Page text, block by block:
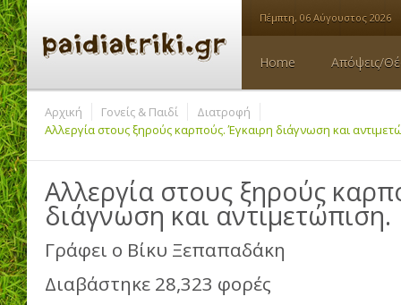
Πέμπτη, 06 Αύγουστος 2026
Home Απόψεις/
Αρχική Γονείς & Παιδί
Διατροφή
Αλλεργία στους ξηρούς καρπούς. Έγκαιρη διάγνωση και
Αλλεργία στους ξηρούς
διάγνωση και αντιμετώπιση.
Γράφει ο Βίκυ Ξεπαπαδάκη
Διαβάστηκε 28,323 φορές